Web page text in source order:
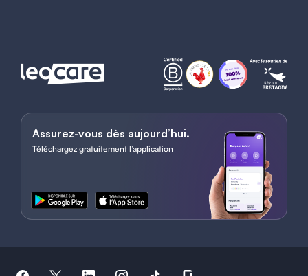
Assurez-vous dès aujourd’hui.
Téléchargez gratuitement l’application